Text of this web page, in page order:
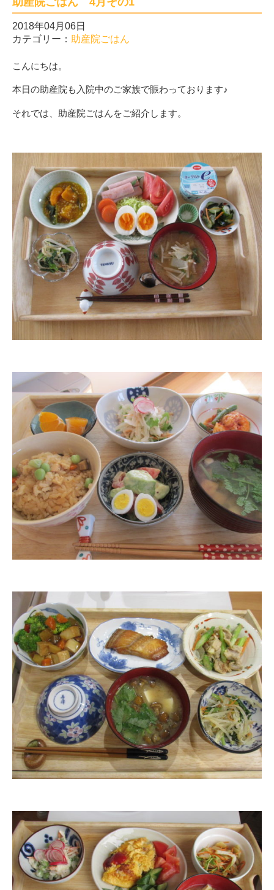
2018年04月06日
カテゴリー： 助産院ごはん
こんにちは。
本日の助産院も入院中のご家族で賑わっております♪
それでは、助産院ごはんをご紹介します。